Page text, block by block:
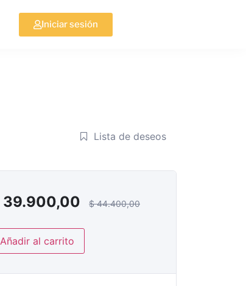
Iniciar sesión
Lista de deseos
39.900,00 $44.400,00
Añadir al carrito